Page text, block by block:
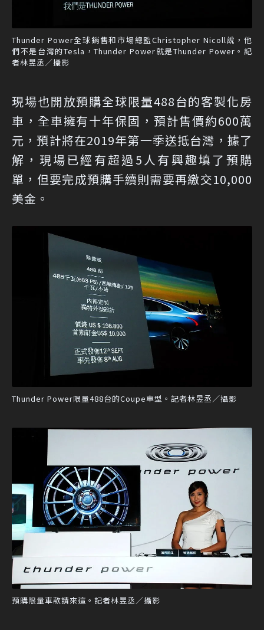
Thunder Power全球銷售和市場總監Christopher Nicoll說，他
們不是台灣的Tesla，Thunder Power就是Thunder Power。記
者林昱丞／攝影
現場也開放預購全球限量488台的客製化房
車，全車擁有十年保固，預計售價約600萬
元，預計將在2019年第一季送抵台灣，據了
解，現場已經有超過5人有興趣填了預購
單，但要完成預購手續則需要再繳交10,000
美金。
Thunder Power限量488台的Coupe車型。記者林昱丞／攝影
預購限量車款請來這。記者林昱丞／攝影